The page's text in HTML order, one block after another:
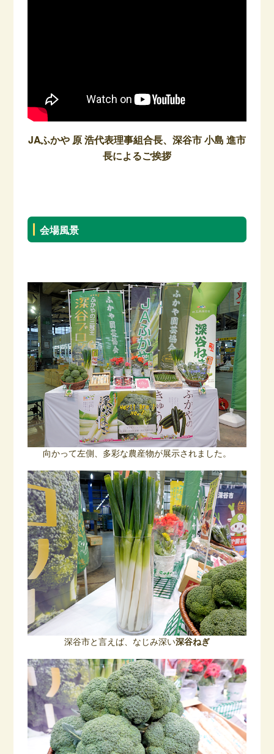
JAふかや 原 浩代表理事組合長、深谷市 小島 進市
長によるご挨拶
会場風景
向かって左側、多彩な農産物が展示されました。
深谷市と言えば、なじみ深い深谷ねぎ